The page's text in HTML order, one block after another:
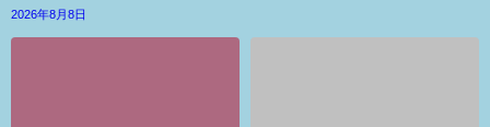
2026年8月8日